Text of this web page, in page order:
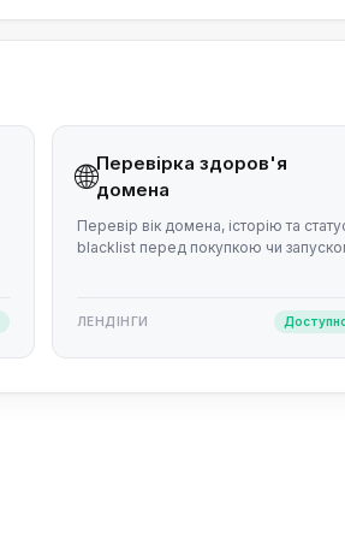
🌐Перевірка здоров'я
домена
Перевір вік домена, історію та
blacklist перед покупкою чи
ЛЕНДІНГИ